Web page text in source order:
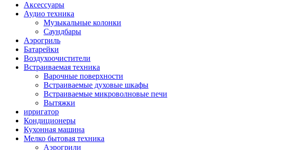
Аксессуары
Аудио техника
Музыкальные колонки
Саундбары
Аэрогриль
Батарейки
Воздухоочистители
Встраиваемая техника
Варочные поверхности
Встраиваемые духовые шкафы
Встраиваемые микроволновые печи
Вытяжки
ирригатор
Кондиционеры
Кухонная машина
Мелко бытовая техника
Аэрогрили